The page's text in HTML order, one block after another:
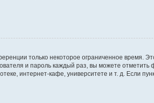
только некоторое ограниченное время.
и пароль каждый раз, вы можете отметить
интернет-кафе, университете и т. д. Если